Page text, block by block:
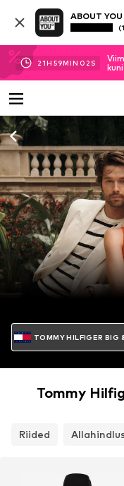
ABOUT
21H 59MIN 01 S
TOMMY HILFIGER BIG
Tommy
Riided